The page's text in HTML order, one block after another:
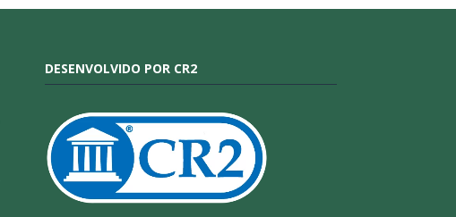
DESENVOLVIDO POR CR2